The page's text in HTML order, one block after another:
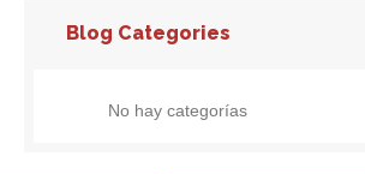
Blog Categories
No hay categorías